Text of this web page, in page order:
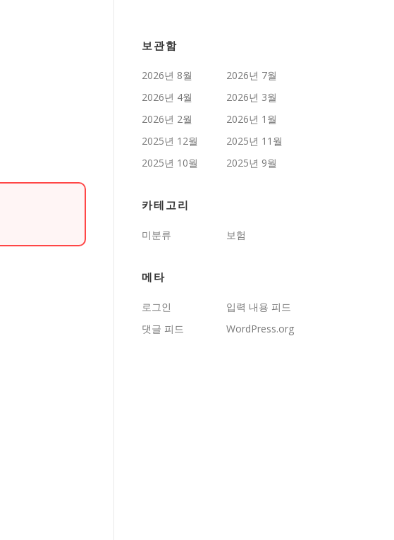
보관함
2026년 8월
2026년 7월
2026년 4월
2026년 3월
2026년 2월
2026년 1월
2025년 12월
2025년 11월
2025년 10월
2025년 9월
카테고리
미분류 보험
메타
로그인
입력 내용 피드
댓글 피드
WordPress.org